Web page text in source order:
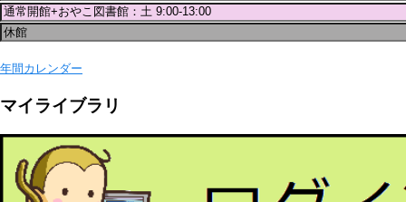
年間カレンダー
マイライブラリ